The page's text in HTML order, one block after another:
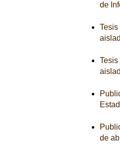
de
de